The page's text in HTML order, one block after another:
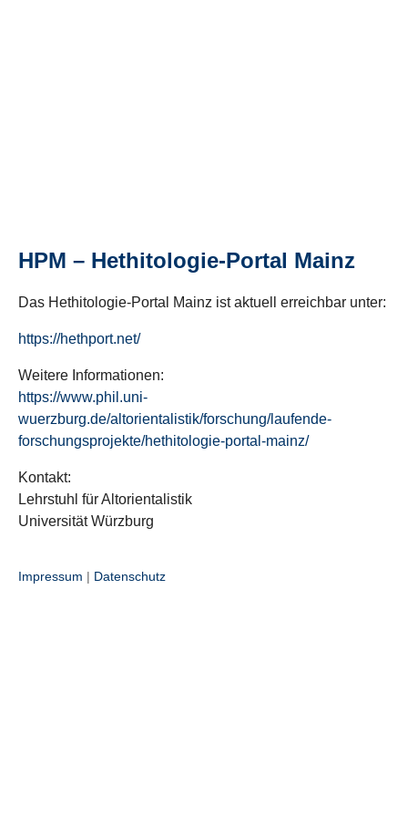
HPM – Hethitologie-Portal Mainz
Das Hethitologie-Portal Mainz ist aktuell erreichbar unter:
https://hethport.net/
Weitere Informationen:
https://www.phil.uni-
wuerzburg.de/altorientalistik/forschung/laufende-
forschungsprojekte/hethitologie-portal-mainz/
Kontakt:
Lehrstuhl für Altorientalistik
Universität Würzburg
Impressum | Datenschutz